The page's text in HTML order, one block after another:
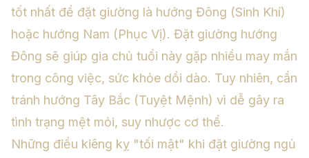
tốt nhất để đặt giường là hướng Đông (Sinh Khí)
hoặc hướng Nam (Phục Vị). Đặt giường hướng
Đông sẽ giúp gia chủ tuổi này gặp nhiều may mắn
trong công việc, sức khỏe dồi dào. Tuy nhiên, cần
tránh hướng Tây Bắc (Tuyệt Mệnh) vì dễ gây ra
tình trạng mệt mỏi, suy nhược cơ thể.
Những điều kiêng kỵ "tối mật" khi đặt giường ngủ